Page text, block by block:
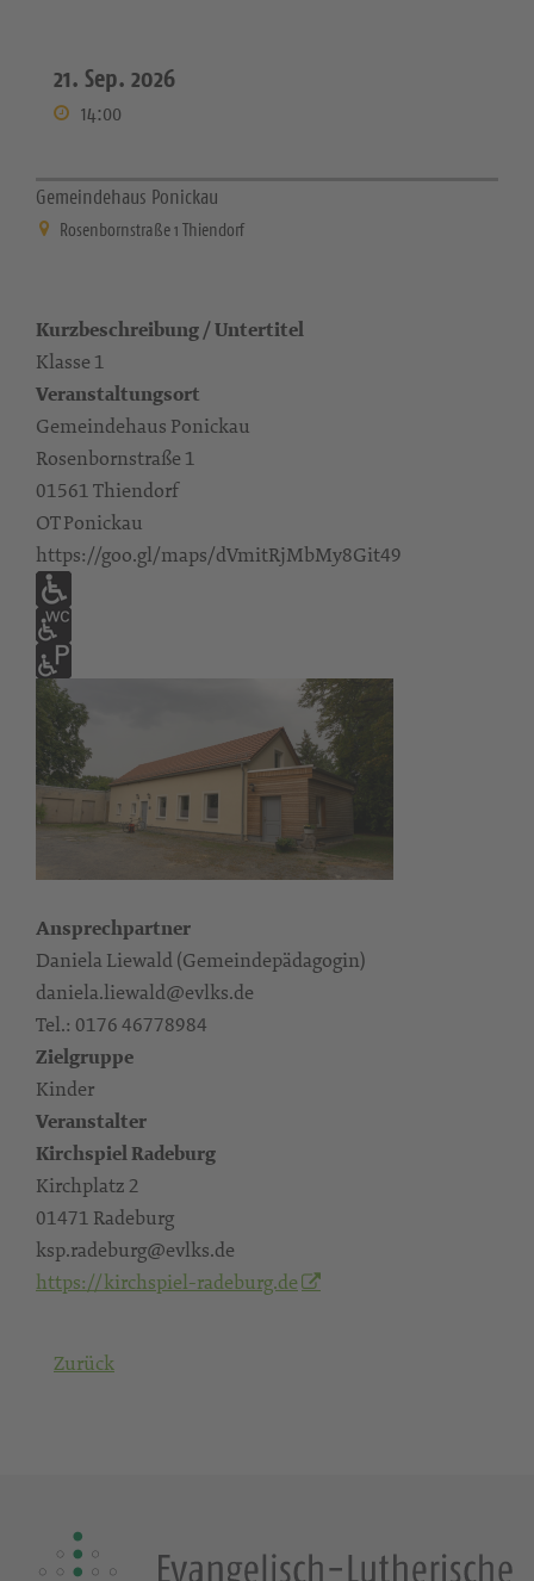
21. Sep. 2026
14:00
Gemeindehaus Ponickau
Rosenbornstraße 1 Thiendorf
Kurzbeschreibung / Untertitel
Klasse 1
Veranstaltungsort
Gemeindehaus Ponickau
Rosenbornstraße 1
01561 Thiendorf
OT Ponickau
https://goo.gl/maps/dVmitRjMbMy8Git49
Ansprechpartner
Daniela Liewald (Gemeindepädagogin)
daniela.liewald@evlks.de
Tel.: 0176 46778984
Zielgruppe
Kinder
Veranstalter
Kirchspiel Radeburg
Kirchplatz 2
01471 Radeburg
ksp.radeburg@evlks.de
https://kirchspiel-radeburg.de
Zurück